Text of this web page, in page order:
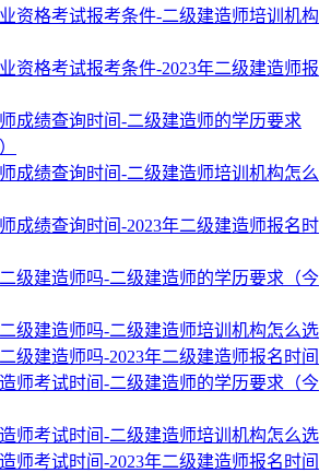
资格考试报考条件-二级建造师培训机构
资格考试报考条件-2023年二级建造师报
成绩查询时间-二级建造师的学历要求
成绩查询时间-二级建造师培训机构怎么
成绩查询时间-2023年二级建造师报名时
级建造师吗-二级建造师的学历要求（今
级建造师吗-二级建造师培训机构怎么选
级建造师吗-2023年二级建造师报名时间
师考试时间-二级建造师的学历要求（今
师考试时间-二级建造师培训机构怎么选
师考试时间-2023年二级建造师报名时间